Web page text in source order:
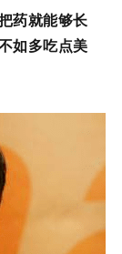
药就能够长
如多吃点美